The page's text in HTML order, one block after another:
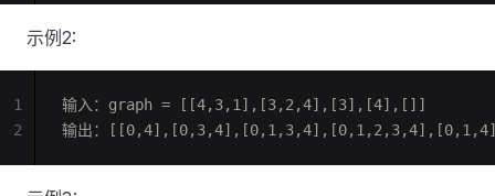
示例2:
输入：graph = [[4,3,1],[3,2,4],[3],[4],[]]
输出：
1
2